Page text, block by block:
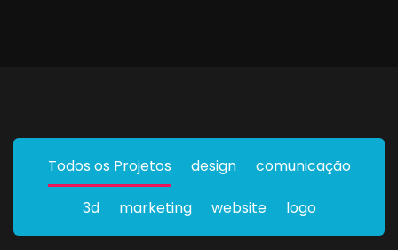
Todos os Projetos design comunicação
3d marketing website logo